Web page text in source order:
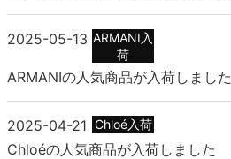
2025-05-13 ARMANI入
荷
ARMANIの人気商品が入荷しました
2025-04-21 Chloé入荷
Chloéの人気商品が入荷しました